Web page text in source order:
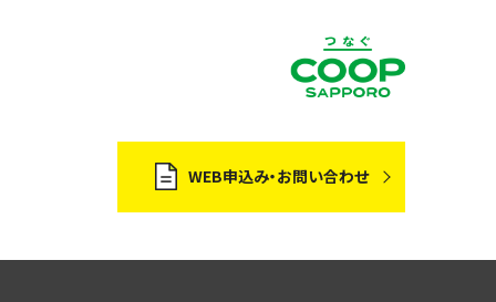
WEB申込み・お問い合わせ